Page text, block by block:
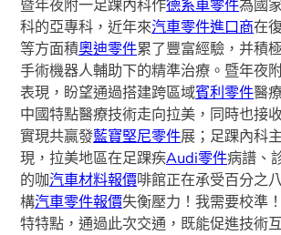
暨年夜附一足踝內科作德系車零件為國
科的亞專科，近年來汽車零件進口商在
等方面積奧迪零件累了豐富經驗，并積
手術機器人輔助下的精準治療。暨年夜
表現，盼望通過搭建跨區域賓利零件醫
中國特點醫療技術走向拉美，同時也接
實現共贏發藍寶堅尼零件展；足踝內科
現，拉美地區在足踝疾Audi零件病譜、
的咖汽車材料報價啡館正在承受百分之
構汽車零件報價失衡壓力！我需要校準
特特點，通過此次交通，既能促進技術